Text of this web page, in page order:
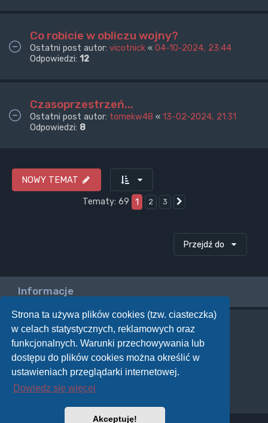
Strona ta używa plików cookies (tzw. ciasteczka)
w celach statystycznych, reklamowych oraz
funkcjonalnych. Warunki przechowywania lub
dostępu do plików cookies można określić w
ustawieniach przeglądarki internetowej.
Dowiedz się więcej
Akceptuję!
Co robicie w obliczu wojny?
Ostatni post autor: vicotnick « 04-10-2024, 23:44
Odpowiedzi: 12
Czasoprzestrzeń...
Ostatni post autor: tomekw48 « 13-02-2024, 21:31
Odpowiedzi: 8
NOWY TEMAT
Tematy: 69
1 2 3
Przejdź do
Informacje
Twoje uprawnienia na tym forum
Nie możesztworzyć nowych tematów
Nie możeszodpowiadać w tematach
Nie możesz zmieniać swoich postów
Nie możesz
usuwać swoich postów
Nie możeszdodawać załączników